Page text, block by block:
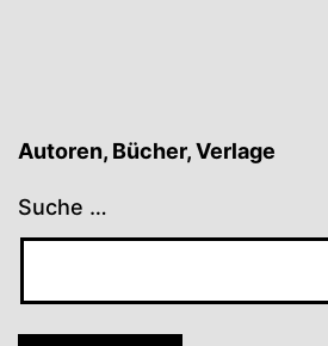
Autoren, Bücher, Verlage
Suche …